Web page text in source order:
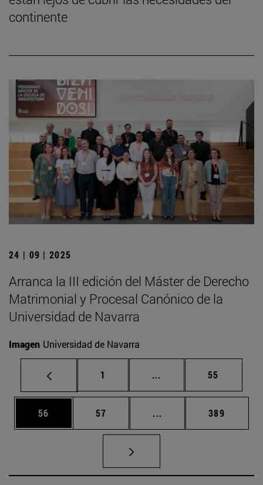
continente
24 | 09 | 2025
Arranca la III edición del Máster de Derecho
Matrimonial y Procesal Canónico de la
Universidad de Navarra
Imagen Universidad de Navarra
Página
1 ... Páginas intermedias
Página
55
Página
56 Página
57 ... Páginas intermedias
Página
389